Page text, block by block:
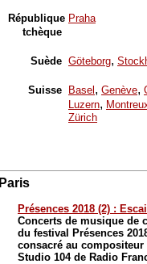
République
tchèque
Praha
Suède Göteborg,
Suisse Basel , Genève,
Luzern,
Zürich
Paris
Présences 2018 (2) :
Concerts de musique de
du festival Présences
consacré au
Studio 104 de Radio